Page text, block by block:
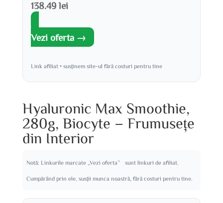
138.49 lei
Vezi oferta →
Link afiliat • susținem site-ul fără costuri pentru tine
Hyaluronic Max Smoothie,
280g, Biocyte – Frumusețe
din Interior
Notă: Linkurile marcate „Vezi oferta” sunt linkuri de afiliat.
Cumpărând prin ele, susții munca noastră, fără costuri pentru tine.